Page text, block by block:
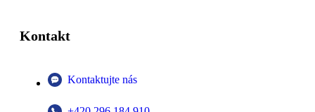
Kontakt
Kontaktujte nás